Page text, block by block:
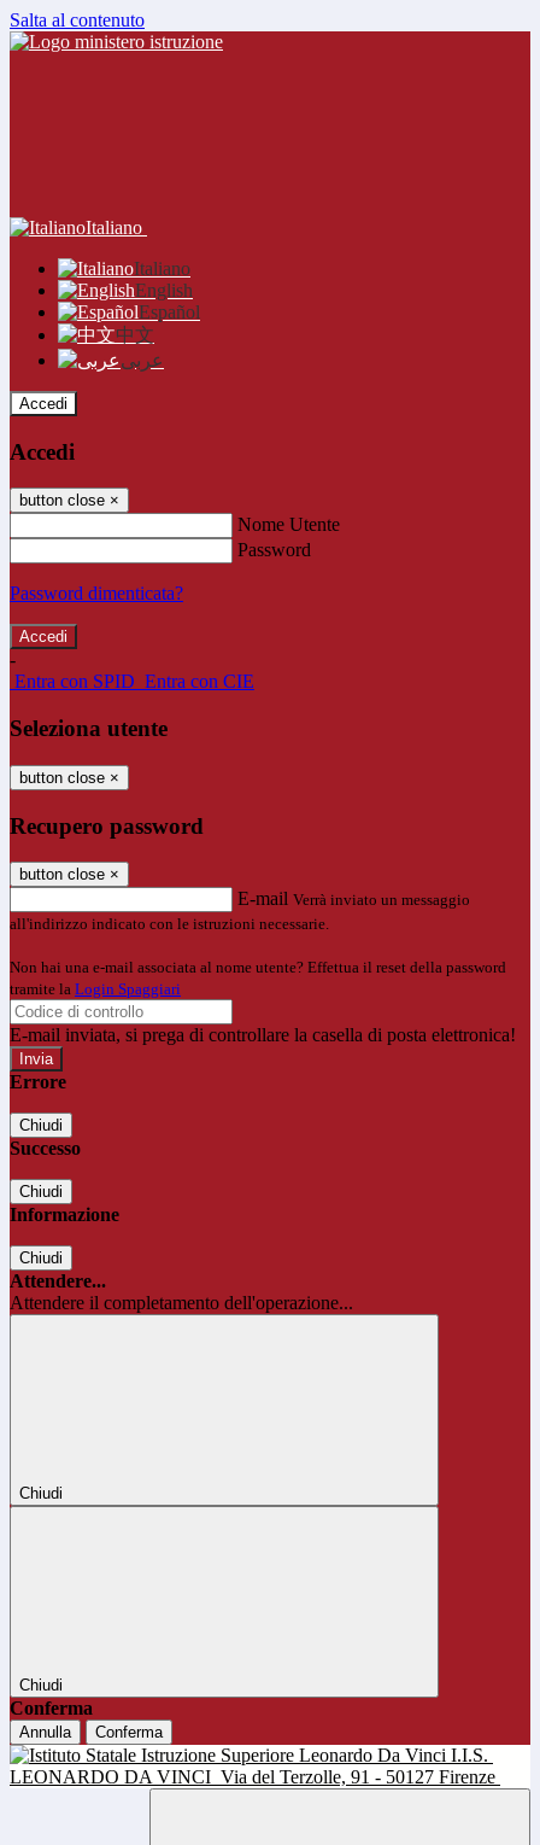
Salta al contenuto
Italiano
Italiano
English
Español
中文
عربى
Accedi
Accedi
button close ×
Nome Utente
Password
Password dimenticata?
-
Entra con SPID Entra con CIE
Seleziona utente
button close ×
Recupero password
button close ×
E-mail Verrà inviato un messaggio
all'indirizzo indicato con le istruzioni necessarie.
Non hai una e-mail associata al nome utente? Effettua il reset della password
tramite la Login Spaggiari
E-mail inviata, si prega di controllare la casella di posta elettronica!
Errore
Chiudi
Successo
Chiudi
Informazione
Chiudi
Attendere...
Attendere il completamento dell'operazione...
Chiudi
Chiudi
Conferma
Annulla Conferma
I.I.S.
LEONARDO DA VINCI Via del Terzolle, 91 - 50127 Firenze